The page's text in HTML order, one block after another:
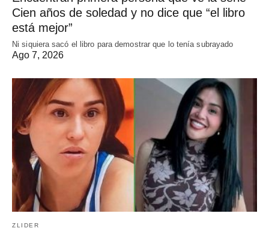
Cien años de soledad y no dice que “el libro
está mejor”
Ni siquiera sacó el libro para demostrar que lo tenía subrayado
Ago 7, 2026
ZLIDER